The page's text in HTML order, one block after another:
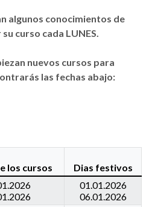
algunos conocimientos de
su curso cada LUNES.
nuevos cursos para
las fechas abajo:
los cursos
Dias festivos
01.01.2026
06.01.2026